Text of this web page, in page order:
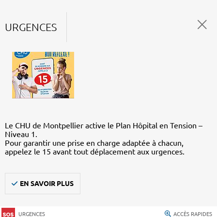
URGENCES
Le CHU de Montpellier active le Plan Hôpital en Tension –
Niveau 1.
Pour garantir une prise en charge adaptée à chacun,
appelez le 15 avant tout déplacement aux urgences.
EN SAVOIR PLUS
URGENCES ACCÈS RAPIDES